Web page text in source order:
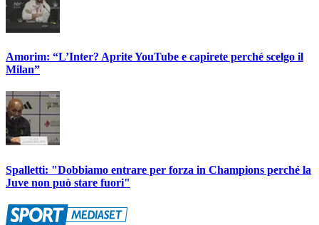
Amorim: “L’Inter? Aprite YouTube e capirete perché scelgo il
Milan”
Spalletti: "Dobbiamo entrare per forza in Champions perché la
Juve non può stare fuori"